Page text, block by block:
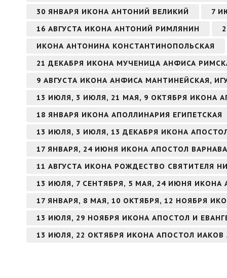
30 ЯНВАРЯ ИКОНА АНТОНИЙ ВЕЛИКИЙ
7
16 АВГУСТА ИКОНА АНТОНИЙ РИМЛЯНИН
ИКОНА АНТОНИНА КОНСТАНТИНОПОЛЬСКАЯ
21 ДЕКАБРЯ ИКОНА МУЧЕНИЦА АНФИСА
9 АВГУСТА ИКОНА АНФИСА МАНТИНЕЙСКАЯ,
13 ИЮЛЯ, 3 ИЮЛЯ, 21 МАЯ, 9 ОКТЯБРЯ ИКОНА
18 ЯНВАРЯ ИКОНА АПОЛЛИНАРИЯ ЕГИПЕТСКАЯ
13 ИЮЛЯ, 3 ИЮЛЯ, 13 ДЕКАБРЯ ИКОНА
17 ЯНВАРЯ, 24 ИЮНЯ ИКОНА АПОСТОЛ ВАРНАВА
11 АВГУСТА ИКОНА РОЖДЕСТВО СВЯТИТЕЛЯ
13 ИЮЛЯ, 7 СЕНТЯБРЯ, 5 МАЯ, 24 ИЮНЯ
17 ЯНВАРЯ, 8 МАЯ, 10 ОКТЯБРЯ, 12 НОЯБРЯ
13 ИЮЛЯ, 29 НОЯБРЯ ИКОНА АПОСТОЛ И
13 ИЮЛЯ, 22 ОКТЯБРЯ ИКОНА АПОСТОЛ ИАКОВ